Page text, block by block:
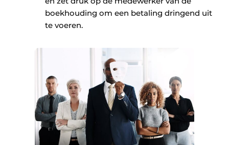
boekhouding om een betaling dringend uit
te voeren.